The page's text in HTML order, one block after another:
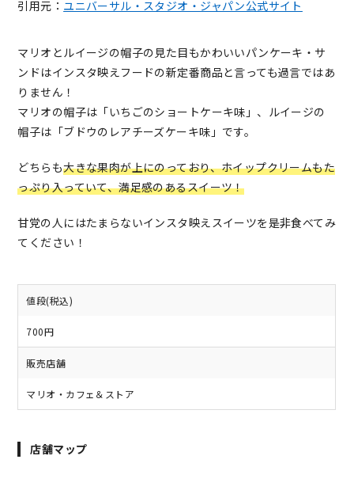
引用元： ユニバーサル・スタジオ・ジャパン公式サイト
マリオとルイージの帽子の見た目もかわいいパンケーキ・サ
ンドはインスタ映えフードの新定番商品と言っても過言ではあ
りません！
マリオの帽子は「いちごのショートケーキ味」、ルイージの
帽子は「ブドウのレアチーズケーキ味」です。
どちらも大きな果肉が上にのっており、ホイップクリームもた
っぷり入っていて、満足感のあるスイーツ！
甘党の人にはたまらないインスタ映えスイーツを是非食べてみ
てください！
値段(税込)
700円
販売店舗
マリオ・カフェ＆ストア
店舗マップ